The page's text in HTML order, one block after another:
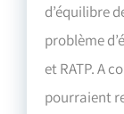
d’équilibre
problème
et RATP. A
pourraient